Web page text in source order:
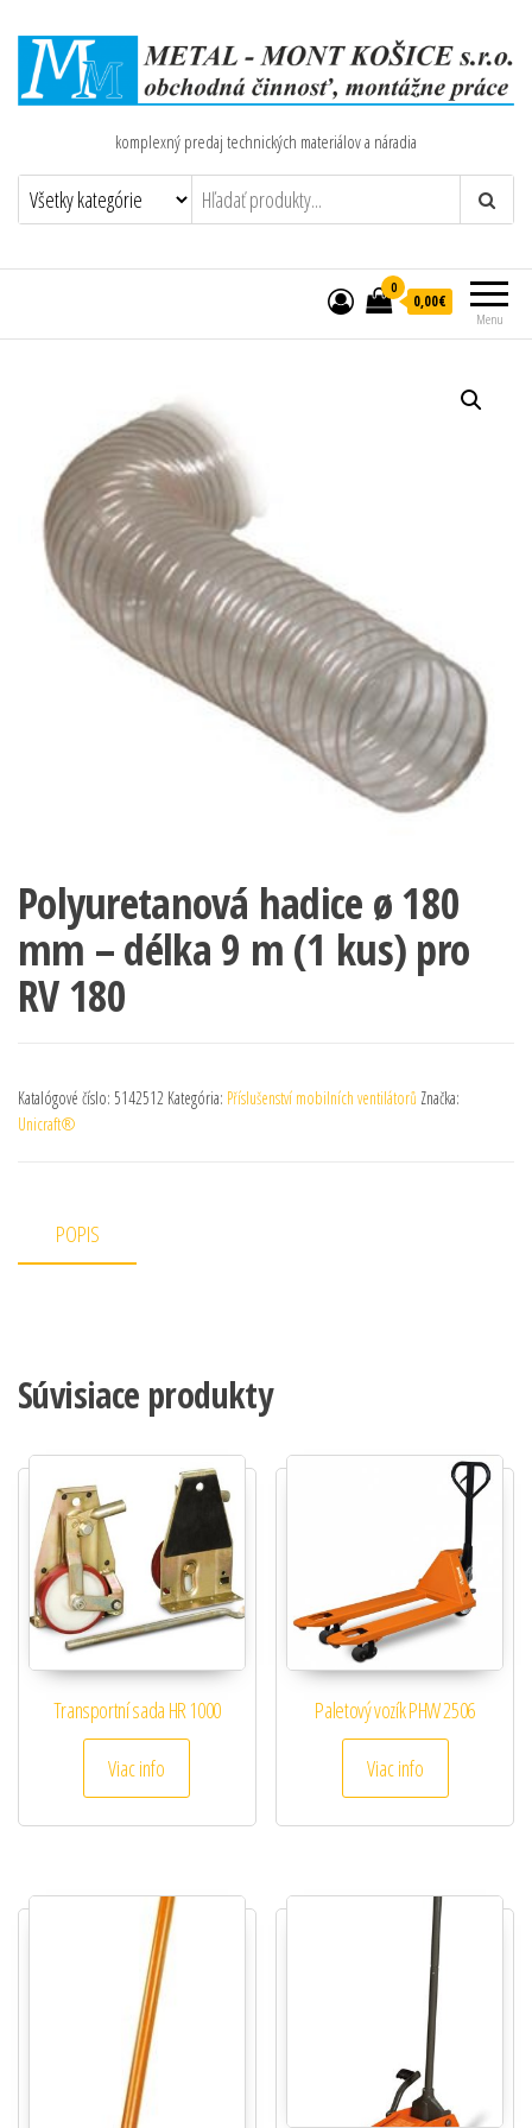
komplexný predaj technických materiálov a náradia
Menu
0
0,00€
Polyuretanová hadice ø 180
mm – délka 9 m (1 kus) pro
RV 180
Katalógové číslo: 5142512 Kategória: Příslušenství mobilních ventilátorů Značka:
Unicraft®
POPIS
Súvisiace produkty
Transportní sada HR 1000
Viac info
Paletový vozík PHW 2506
Viac info